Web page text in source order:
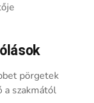
pörgetek
a szakmától